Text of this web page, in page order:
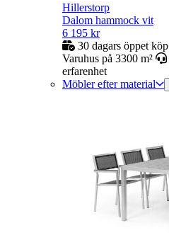
Hillerstorp
Dalom hammock vit
6 195 kr
30 dagars öppet köp
Varuhus på 3300 m²
erfarenhet
Möbler efter material